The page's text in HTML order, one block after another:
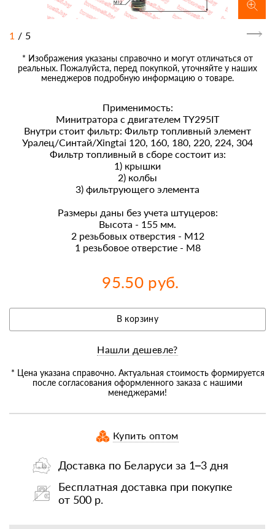
1 / 5
* Изображения указаны справочно и могут отличаться от
реальных. Пожалуйста, перед покупкой, уточняйте у наших
менеджеров подробную информацию о товаре.
Применимость:
Минитратора с двигателем TY295IT
Внутри стоит фильтр: Фильтр топливный элемент
Уралец/Синтай/Xingtai 120, 160, 180, 220, 224, 304
Фильтр топливный в сборе состоит из:
1) крышки
2) колбы
3) фильтрующего элемента
Размеры даны без учета штуцеров:
Высота - 155 мм.
2 резьбовых отверстия - М12
1 резьбовое отверстие - М8
95.50 руб.
В корзину
Нашли дешевле?
* Цена указана справочно. Актуальная стоимость формируется
после согласования оформленного заказа с нашими
менеджерами!
Купить оптом
Доставка по Беларуси за 1–3 дня
Бесплатная доставка при покупке
от 500 р.